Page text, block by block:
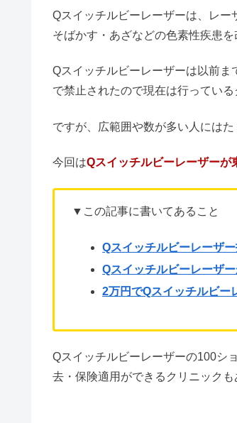
Qスイッチルビーレーザーは、レ
そばかす・あざなどの色素性疾患を
Qスイッチルビーレーザーは以前
で禁止されたので現在は行っている
ですが、広範囲や数が多い人には
今回はQスイッチルビーレーザーが
▼この記事に書いてあること
Qスイッチルビーレーザ
Qスイッチルビーレーザ
2万円でQスイッチルビー
Qスイッチルビーレーザーの100シ
去・保険適用ができるクリニック